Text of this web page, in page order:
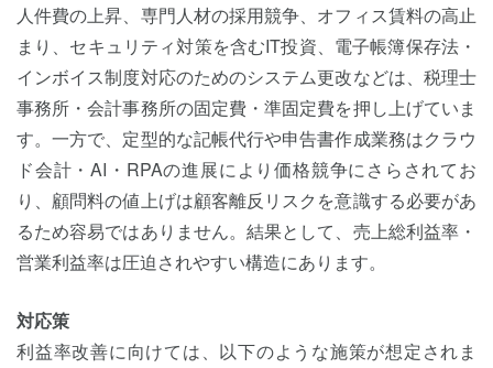
人件費の上昇、専門人材の採用競争、オフィス賃料の高止
まり、セキュリティ対策を含むIT投資、電子帳簿保存法・
インボイス制度対応のためのシステム更改などは、税理士
事務所・会計事務所の固定費・準固定費を押し上げていま
す。一方で、定型的な記帳代行や申告書作成業務はクラウ
ド会計・AI・RPAの進展により価格競争にさらされてお
り、顧問料の値上げは顧客離反リスクを意識する必要があ
るため容易ではありません。結果として、売上総利益率・
営業利益率は圧迫されやすい構造にあります。
対応策
利益率改善に向けては、以下のような施策が想定されま